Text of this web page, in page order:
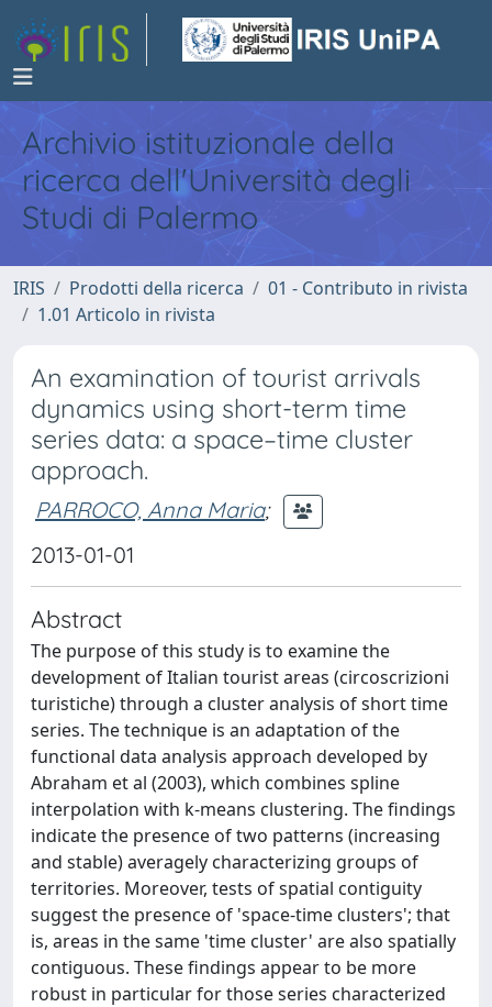
Archivio istituzionale della
ricerca dell'Università degli
Studi di Palermo
IRIS Prodotti della ricerca
01 - Contributo in rivista
1.01 Articolo in rivista
An examination of tourist arrivals
dynamics using short-term time
series data: a space–time cluster
approach.
PARROCO, Anna Maria;
2013-01-01
Abstract
The purpose of this study is to examine the
development of Italian tourist areas (circoscrizioni
turistiche) through a cluster analysis of short time
series. The technique is an adaptation of the
functional data analysis approach developed by
Abraham et al (2003), which combines spline
interpolation with k-means clustering. The findings
indicate the presence of two patterns (increasing
and stable) averagely characterizing groups of
territories. Moreover, tests of spatial contiguity
suggest the presence of 'space-time clusters'; that
is, areas in the same 'time cluster' are also spatially
contiguous. These findings appear to be more
robust in particular for those series characterized